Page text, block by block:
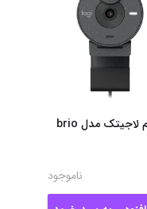
وب کم لاجیتک مدل brio
ناموجود